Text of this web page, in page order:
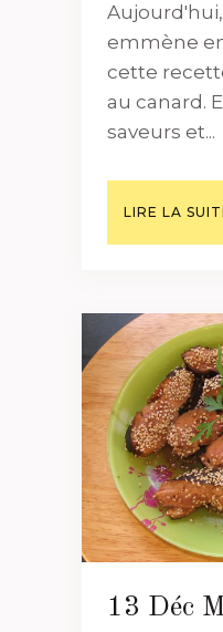
emmène
cette
au canard.
saveurs et...
LIRE LA
13 Déc